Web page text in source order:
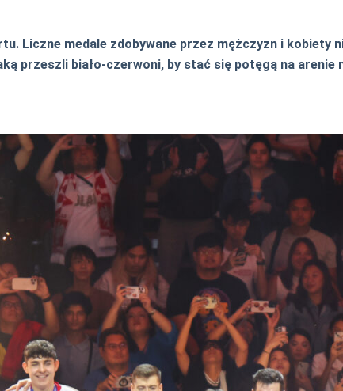
Liczne medale zdobywane przez mężczyzn i kobiety
przeszli biało-czerwoni, by stać się potęgą na arenie